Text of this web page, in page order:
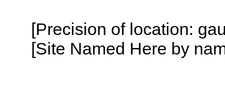
[Precision of location:
[Site Named Here by